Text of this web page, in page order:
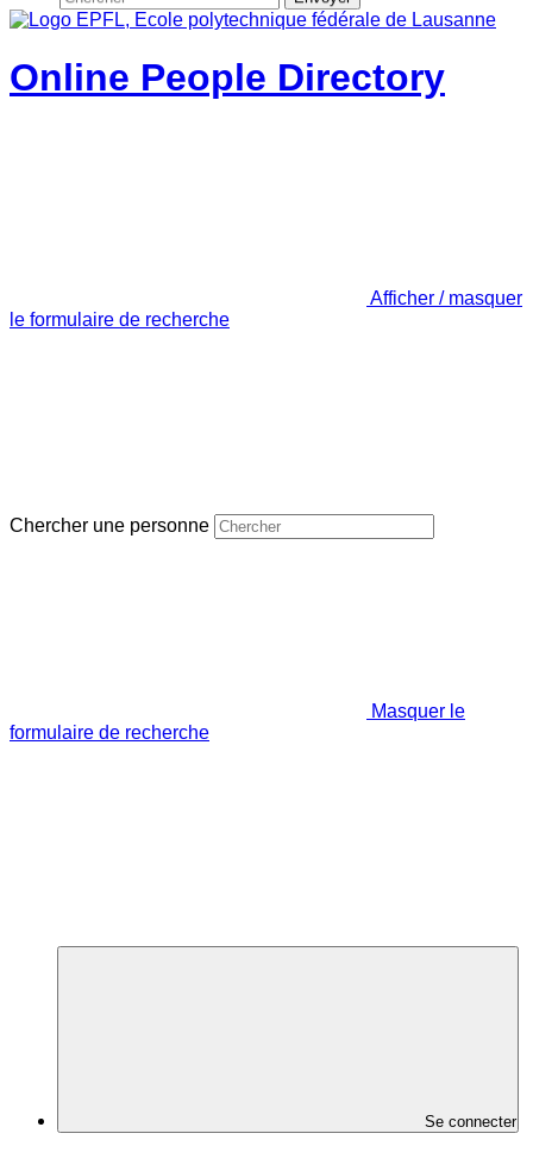
Online People Directory
Afficher / masquer
le formulaire de recherche
Chercher une personne
Masquer le
formulaire de recherche
Se connecter